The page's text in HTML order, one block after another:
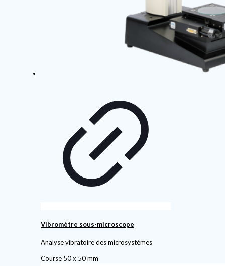
Vibromètre sous-microscope
Analyse vibratoire des microsystèmes
Course 50 x 50 mm